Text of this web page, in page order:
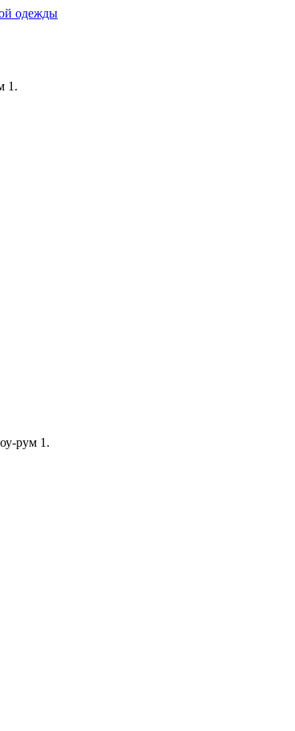
1.
рум 1.